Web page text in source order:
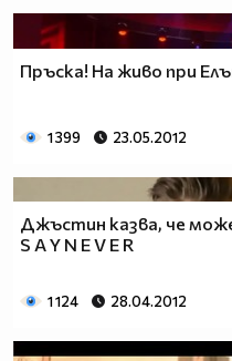
Пръска! На живо при
1 399 23.05.2012
Джъстин казва, че може
S A Y N E V E R
1 124 28.04.2012